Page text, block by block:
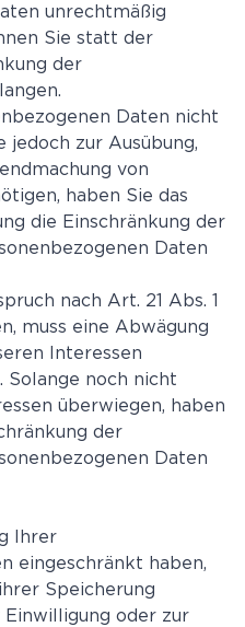
unrechtmäßig
Sie statt der
der
Daten nicht
jedoch zur Ausübung,
von
haben Sie das
die Einschränkung der
Daten
nach Art. 21 Abs. 1
muss eine Abwägung
Interessen
Solange noch nicht
überwiegen, haben
der
Daten
Ihrer
eingeschränkt haben,
Speicherung
oder zur